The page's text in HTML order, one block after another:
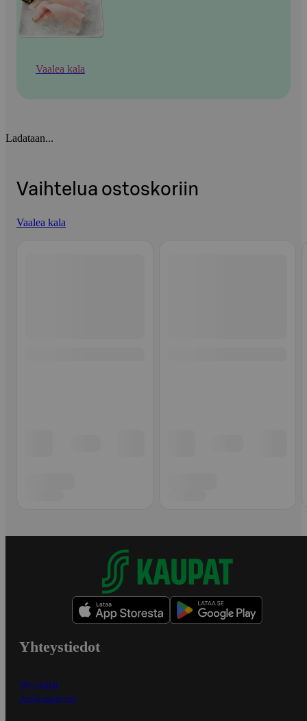
Vaalea kala
Ladataan...
Vaihtelua ostoskoriin
Vaalea kala
Yhteystiedot
Myymälät
Asiakaspalvelu